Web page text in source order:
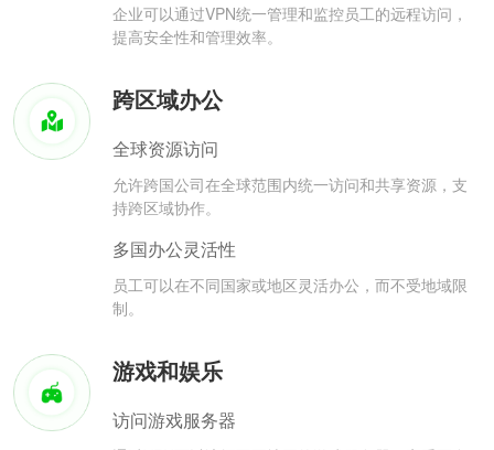
企业可以通过VPN统一管理和监控员工的远程访问，
提高安全性和管理效率。
跨区域办公
全球资源访问
允许跨国公司在全球范围内统一访问和共享资源，支
持跨区域协作。
多国办公灵活性
员工可以在不同国家或地区灵活办公，而不受地域限
制。
游戏和娱乐
访问游戏服务器